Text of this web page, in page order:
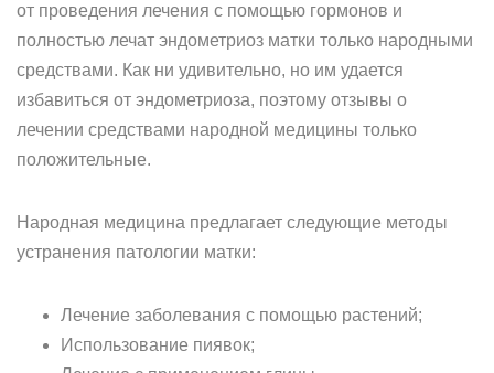
от проведения лечения с помощью гормонов и
полностью лечат эндометриоз матки только народными
средствами. Как ни удивительно, но им удается
избавиться от эндометриоза, поэтому отзывы о
лечении средствами народной медицины только
положительные.
Народная медицина предлагает следующие методы
устранения патологии матки:
Лечение заболевания с помощью растений;
Использование пиявок;